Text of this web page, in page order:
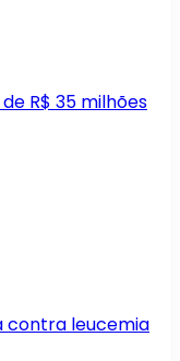
R$ 35 milhões
contra leucemia